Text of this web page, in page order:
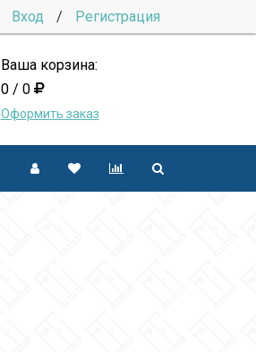
Вход / Регистрация
Ваша корзина:
0 / 0
Оформить заказ